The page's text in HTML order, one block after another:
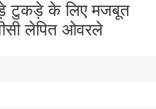
टुकड़े के लिए मजबूत
लेपित ओवरले